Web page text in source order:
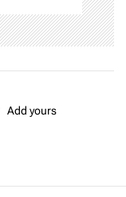
Add yours